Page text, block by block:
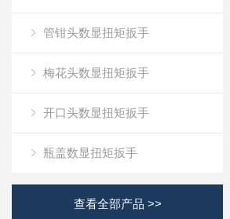
管钳头数显扭矩扳手
梅花头数显扭矩扳手
开口头数显扭矩扳手
瓶盖数显扭矩扳手
查看全部产品 >>